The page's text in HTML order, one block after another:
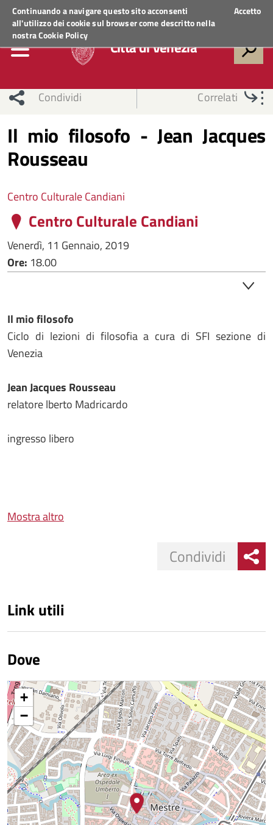
Continuando a navigare questo sito acconsenti
all'utilizzo dei cookie sul browser come descritto nella
nostraCookie Policy
Accetto
Regione VenetoACCEDI AI SERVIZI
Città di Venezia
Condividi Correlati
Il mio filosofo - Jean Jacques
Rousseau
Centro Culturale Candiani
Centro Culturale Candiani
Venerdì, 11 Gennaio, 2019
Ore: 18.00
Il mio filosofo
Ciclo di lezioni di filosofia a cura di SFI sezione di
Venezia
Jean Jacques Rousseau
relatore lberto Madricardo
ingresso libero
Mostra altro
Condividi
Link utili
Dove
+
−